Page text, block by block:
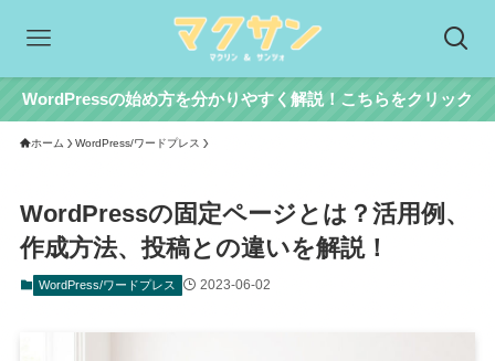
WordPressの始め方を分かりやすく解説！こちらをクリック
ホーム WordPress/ワードプレス
WordPressの固定ページとは？活用例、
作成方法、投稿との違いを解説！
WordPress/ワードプレス 2023-06-02